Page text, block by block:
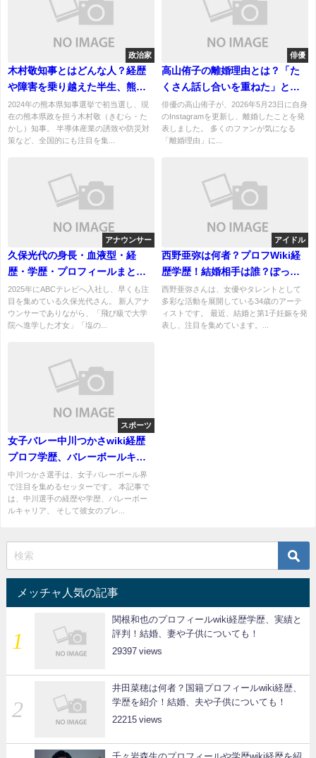
政治家
木村敬知事とはどんな人？経歴
や障害を乗り越えた半生、熊本
県政で注目される理由を徹底解
説
2024年の熊本県知事選挙で初当選し、現
在の熊本県政を担う木村敬（きむら・た
かし）知事。 半導体産業の誘致や防災対
策など、全国的にも注目を集...
俳優
高山侑子の離婚理由とは？「た
くさん話し合いを重ねた」とい
う言葉の真相
俳優の高山侑子が、2026年5月23日に自身
のInstagramを更新し、離婚したことを発
表しました。 多くのファンが気になる
「離婚理由」に...
アナウンサー
久保光代の身長・血液型・経
歴・学歴・プロフィールまと
め！飛び級で大学院進学した注
目アナウンサーの素顔とは
2025年にABCテレビへ入社し、早くも注
目を集めている久保光代さん。 新人アナ
ウンサーでありながら、「飛び級で大学
院へ進学した才女」「塩の...
アイドル
西野亜弥は何者？プロフWiki経
歴学歴！結婚相手は誰？ぽっこ
りお腹画像あり！
西野亜弥さんは、女優やタレントとして
多彩な活動を展開している34歳のアーテ
ィストです。 最近、結婚と第1子妊娠を発
表し、注目を集めています。...
スポーツ
女子バレー中川つかさwiki経歴
プロフ学歴、バレーボールキャ
リア、プレースタイルを紹介！
中川つかさ選手は、女子バレーボール界
で注目を集めるセッターです。 本記事で
は、中川選手の経歴や学歴、バレーボー
ルキャリア、 そして彼女のプレ...
メッチャ人気の記事
関根和也のプロフィールwiki経歴学歴、実績と
評判！結婚、妻や子供についても！
29397
井田菜穂は何者？国籍プロフィールwiki経歴、
学歴を紹介！結婚、夫や子供についても！
22215